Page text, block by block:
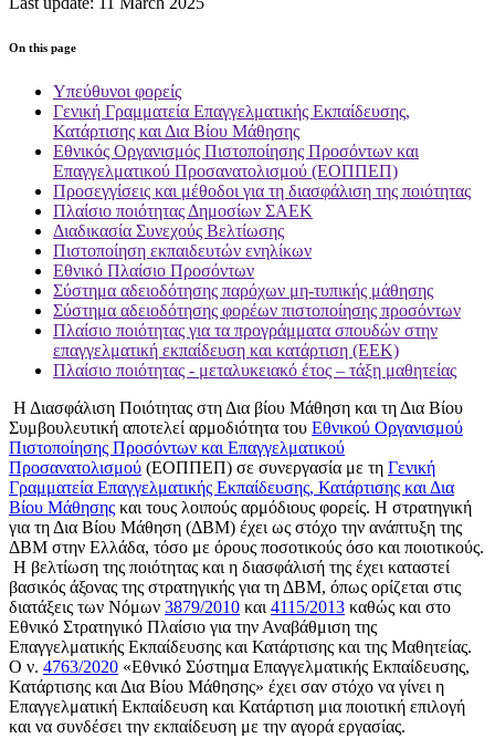
On this page
Υπεύθυνοι φορείς
Γενική Γραμματεία Επαγγελματικής Εκπαίδευσης,
Κατάρτισης και Δια Βίου Μάθησης
Εθνικός Οργανισμός Πιστοποίησης Προσόντων και
Επαγγελματικού Προσανατολισμού (ΕΟΠΠΕΠ)
Προσεγγίσεις και μέθοδοι για τη διασφάλιση της ποιότητας
Πλαίσιο ποιότητας Δημοσίων ΣΑΕΚ
Διαδικασία Συνεχούς Βελτίωσης
Πιστοποίηση εκπαιδευτών ενηλίκων
Εθνικό Πλαίσιο Προσόντων
Σύστημα αδειοδότησης παρόχων μη-τυπικής μάθησης
Σύστημα αδειοδότησης φορέων πιστοποίησης προσόντων
Πλαίσιο ποιότητας για τα προγράμματα σπουδών στην
επαγγελματική εκπαίδευση και κατάρτιση (ΕΕΚ)
Πλαίσιο ποιότητας - μεταλυκειακό έτος – τάξη μαθητείας
Η Διασφάλιση Ποιότητας στη Δια βίου Μάθηση και τη Δια Βίου
Συμβουλευτική αποτελεί αρμοδιότητα του Εθνικού Οργανισμού
Πιστοποίησης Προσόντων και Επαγγελματικού
Προσανατολισμού (ΕΟΠΠΕΠ) σε συνεργασία με τη Γενική
Γραμματεία Επαγγελματικής Εκπαίδευσης, Κατάρτισης και Δια
Βίου Μάθησης και τους λοιπούς αρμόδιους φορείς. Η στρατηγική
για τη Δια Βίου Μάθηση (ΔΒΜ) έχει ως στόχο την ανάπτυξη της
ΔΒΜ στην Ελλάδα, τόσο με όρους ποσοτικούς όσο και ποιοτικούς.
Η βελτίωση της ποιότητας και η διασφάλισή της έχει καταστεί
βασικός άξονας της στρατηγικής για τη ΔΒΜ, όπως ορίζεται στις
διατάξεις των Νόμων 3879/2010 και 4115/2013 καθώς και στο
Εθνικό Στρατηγικό Πλαίσιο για την Αναβάθμιση της
Επαγγελματικής Εκπαίδευσης και Κατάρτισης και της Μαθητείας.
Ο ν. 4763/2020 «Εθνικό Σύστημα Επαγγελματικής Εκπαίδευσης,
Κατάρτισης και Δια Βίου Μάθησης» έχει σαν στόχο να γίνει η
Επαγγελματική Εκπαίδευση και Κατάρτιση μια ποιοτική επιλογή
και να συνδέσει την εκπαίδευση με την αγορά εργασίας.